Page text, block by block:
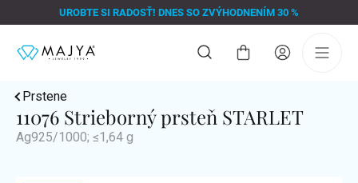
na
UROBTE SI RADOSŤ! DNES SO ZVÝHODNENÍM 30 %
Nákupný
Prstene
11076 Strieborný prsteň STARLET
Ag925/1000; ≤1,64 g